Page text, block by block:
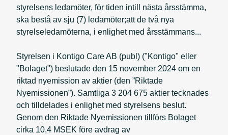
styrelsens ledamöter, för tiden intill nästa årsstämma,
ska bestå av sju (7) ledamöter;att de två nya
styrelseledamöterna, i enlighet med årsstämmans...
Styrelsen i Kontigo Care AB (publ) ("Kontigo" eller
"Bolaget") beslutade den 15 november 2024 om en
riktad nyemission av aktier (den ”Riktade
Nyemissionen”). Samtliga 3 204 675 aktier tecknades
och tilldelades i enlighet med styrelsens beslut.
Genom den Riktade Nyemissionen tillförs Bolaget
cirka 10,4 MSEK före avdrag av